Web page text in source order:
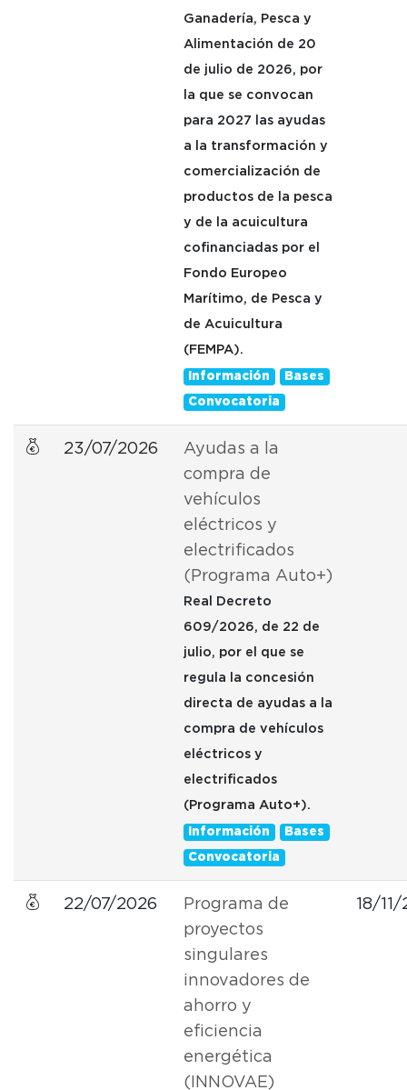
Ganadería, Pesca y
Alimentación de 20
de julio de 2026, por
la que se convocan
para 2027 las ayudas
a la transformación y
comercialización de
productos de la pesca
y de la acuicultura
cofinanciadas por el
Fondo Europeo
Marítimo, de Pesca y
de Acuicultura
(FEMPA).
Información Bases
Convocatoria
23/07/2026
Ayudas a la
compra de
vehículos
eléctricos y
electrificados
(Programa Auto+)
Real Decreto
609/2026, de 22 de
julio, por el que se
regula la concesión
directa de ayudas a la
compra de vehículos
eléctricos y
electrificados
(Programa Auto+).
Información Bases
Convocatoria
22/07/2026
Programa de
proyectos
singulares
innovadores de
ahorro y
eficiencia
energética
(INNOVAE)
18/